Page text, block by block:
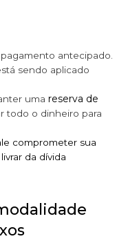
antecipado.
sendo aplicado
uma reserva de
todo o dinheiro para
comprometer sua
da dívida